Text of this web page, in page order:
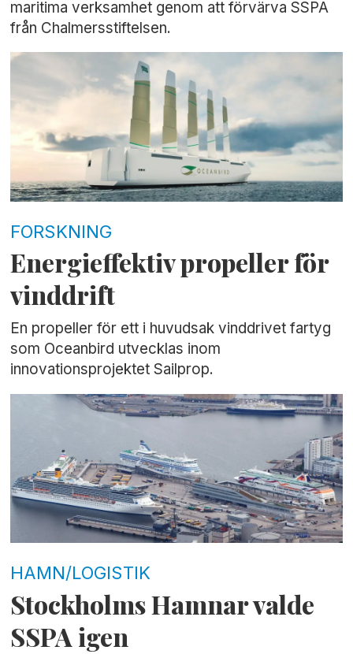
maritima verksamhet genom att förvärva SSPA
från Chalmersstiftelsen.
FORSKNING
Energieffektiv propeller för
vinddrift
En propeller för ett i huvudsak vinddrivet fartyg
som Oceanbird utvecklas inom
innovationsprojektet Sailprop.
HAMN/LOGISTIK
Stockholms Hamnar valde
SSPA igen